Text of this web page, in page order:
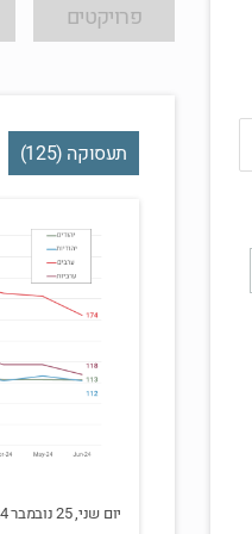
פרויקטים
תעסוקה (125)
יום שני, 25 נובמבר 2024